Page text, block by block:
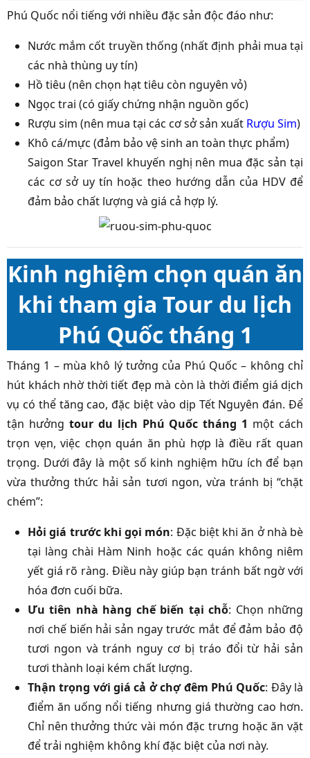
Phú Quốc nổi tiếng với nhiều đặc sản độc đáo như:
Nước mắm cốt truyền thống (nhất định phải mua tại
các nhà thùng uy tín)
Hồ tiêu (nên chọn hạt tiêu còn nguyên vỏ)
Ngọc trai (có giấy chứng nhận nguồn gốc)
Rượu sim (nên mua tại các cơ sở sản xuất Rượu Sim)
Khô cá/mực (đảm bảo vệ sinh an toàn thực phẩm)
Saigon Star Travel khuyến nghị nên mua đặc sản tại
các cơ sở uy tín hoặc theo hướng dẫn của HDV để
đảm bảo chất lượng và giá cả hợp lý.
Kinh nghiệm chọn quán ăn
khi tham gia Tour du lịch
Phú Quốc tháng 1
Tháng 1 – mùa khô lý tưởng của Phú Quốc – không chỉ
hút khách nhờ thời tiết đẹp mà còn là thời điểm giá dịch
vụ có thể tăng cao, đặc biệt vào dịp Tết Nguyên đán. Để
tận hưởng tour du lịch Phú Quốc tháng 1 một cách
trọn vẹn, việc chọn quán ăn phù hợp là điều rất quan
trọng. Dưới đây là một số kinh nghiệm hữu ích để bạn
vừa thưởng thức hải sản tươi ngon, vừa tránh bị “chặt
chém”:
Hỏi giá trước khi gọi món: Đặc biệt khi ăn ở nhà bè
tại làng chài Hàm Ninh hoặc các quán không niêm
yết giá rõ ràng. Điều này giúp bạn tránh bất ngờ với
hóa đơn cuối bữa.
Ưu tiên nhà hàng chế biến tại chỗ: Chọn những
nơi chế biến hải sản ngay trước mắt để đảm bảo độ
tươi ngon và tránh nguy cơ bị tráo đổi từ hải sản
tươi thành loại kém chất lượng.
Thận trọng với giá cả ở chợ đêm Phú Quốc: Đây là
điểm ăn uống nổi tiếng nhưng giá thường cao hơn.
Chỉ nên thưởng thức vài món đặc trưng hoặc ăn vặt
để trải nghiệm không khí đặc biệt của nơi này.